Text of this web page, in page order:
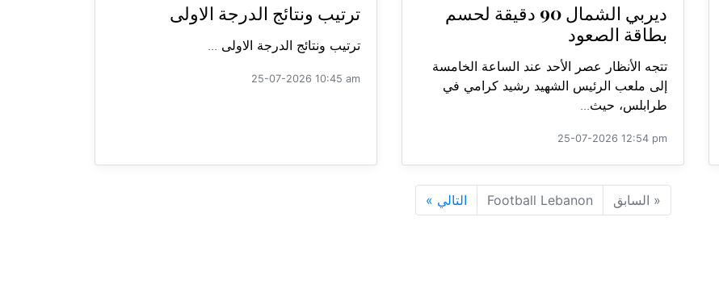
ديربي الشمال 90 دقيقة لحسم
بطاقة الصعود
تتجه الأنظار عصر الأحد عند الساعة الخامسة
إلى ملعب الرئيس الشهيد رشيد كرامي في
طرابلس، حيث...
25-07-2026 12:54 pm
ترتيب ونتائج الدرجة الاولى
ترتيب ونتائج الدرجة الاولى ...
25-07-2026 10:45 am
« السابق Football Lebanon التالي »